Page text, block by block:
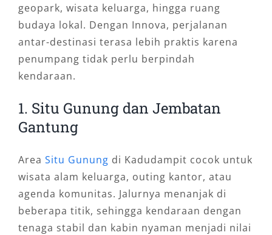
geopark, wisata keluarga, hingga ruang
budaya lokal. Dengan Innova, perjalanan
antar-destinasi terasa lebih praktis karena
penumpang tidak perlu berpindah
kendaraan.
1. Situ Gunung dan Jembatan
Gantung
Area Situ Gunung di Kadudampit cocok untuk
wisata alam keluarga, outing kantor, atau
agenda komunitas. Jalurnya menanjak di
beberapa titik, sehingga kendaraan dengan
tenaga stabil dan kabin nyaman menjadi nilai